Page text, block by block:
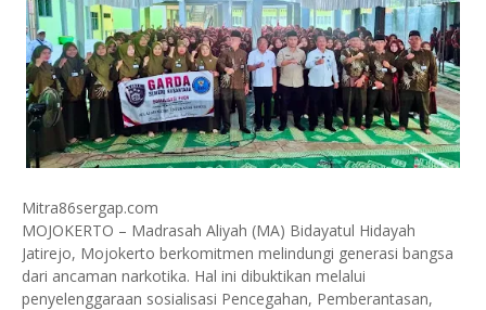
Mitra86sergap.com
MOJOKERTO – Madrasah Aliyah (MA) Bidayatul Hidayah
Jatirejo, Mojokerto berkomitmen melindungi generasi bangsa
dari ancaman narkotika. Hal ini dibuktikan melalui
penyelenggaraan sosialisasi Pencegahan, Pemberantasan,